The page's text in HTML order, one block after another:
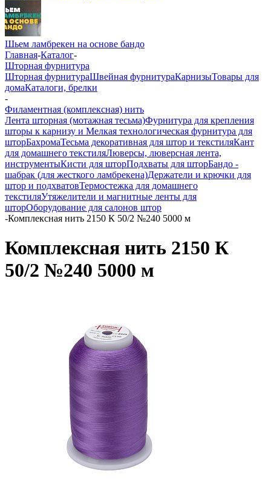
Шьем ламбрекен на основе бандо
Главная-Каталог-
Шторная фурнитура
Шторная фурнитураШвейная фурнитураКарнизыТовары для
домаКаталоги, брелки
-
Филаментная (комплексная) нить
Лента шторная (мотажная тесьма)Фурнитура для крепления
шторы к карнизу и Мелкая технологическая фурнитура для
шторБахромаТесьма декоративная для штор и текстиляКант
для домашнего текстиляЛюверсы, люверсная лента,
инструментыКисти для шторПодхваты для шторБандо -
шабрак (для жесткого ламбрекена)Держатели и крючки для
штор и подхватовТермостежка для домашнего
текстиляУтяжелители и магнитные ленты для
шторОборудование для салонов штор
-Комплексная нить 2150 К 50/2 №240 5000 м
Комплексная нить 2150 К
50/2 №240 5000 м